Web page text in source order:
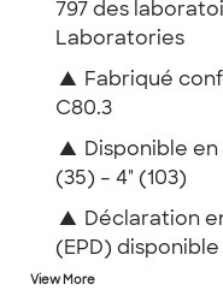
797 des
Laboratories
▲ Fabriqué
C80.3
▲ Disponible en
(35) – 4" (103)
▲ Déclaration
(EPD) disponible
View More